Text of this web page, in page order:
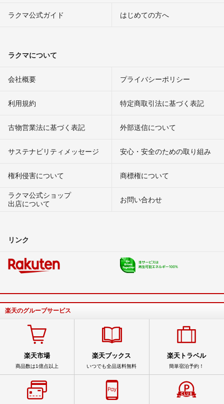
ラクマ公式ガイド はじめての方へ
ラクマについて
会社概要 プライバシーポリシー
利用規約 特定商取引法に基づく表記
古物営業法に基づく表記 外部送信について
サステナビリティメッセージ 安心・安全のための取り組み
権利侵害について
商標権について
ラクマ公式ショップ
出店について
お問い合わせ
リンク
楽天のグループサービス
楽天市場
商品数は1億点以上
楽天ブックス
いつでも全品送料無料
楽天トラベル
簡単宿泊予約！